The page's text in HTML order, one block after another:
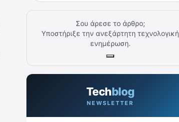
Σου άρεσε το άρθρο;
Υποστήριξε την ανεξάρτητη τεχνολογική
ενημέρωση.
Techblog
NEWSLETTER